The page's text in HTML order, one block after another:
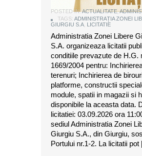
POSTED IN:ACTUALITATE,
TAGS: ADMINISTRAȚIA ZONEI
GIURGIU S.A LICITATIE
Administratia Zonei Libere
S.A. organizeaza licitatii
conditiile prevazute de H.G.
1669/2004 pentru:
terenuri; Inchirierea de
platforme, constructii
module, spatii in magazii si
disponibile la aceasta data.
licitatiei: 03.09.2026 ora
sediul Administratia Zonei
Giurgiu S.A., din Giurgiu,
Portului nr.1-2. La licitatii